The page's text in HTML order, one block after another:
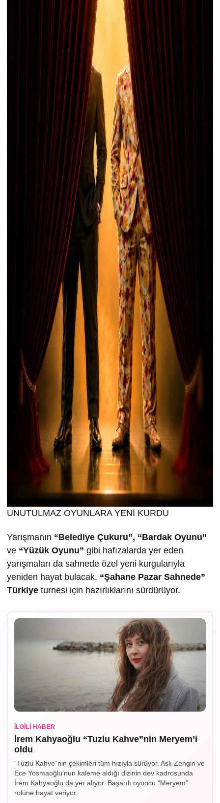
UNUTULMAZ OYUNLARA YENİ KURDU
Yarışmanın “Belediye Çukuru”, “Bardak Oyunu”
ve “Yüzük Oyunu” gibi hafızalarda yer eden
yarışmaları da sahnede özel yeni kurgularıyla
yeniden hayat bulacak. “Şahane Pazar Sahnede”
Türkiye turnesi için hazırlıklarını sürdürüyor.
İLGILI HABER
İrem Kahyaoğlu “Tuzlu Kahve”nin Meryem’i
oldu
“Tuzlu Kahve”nin çekimleri tüm hızıyla sürüyor. Aslı Zengin ve
Ece Yosmaoğlu’nun kaleme aldığı dizinin dev kadrosunda
İrem Kahyaoğlu da yer alıyor. Başarılı oyuncu “Meryem”
rolüne hayat veriyor.